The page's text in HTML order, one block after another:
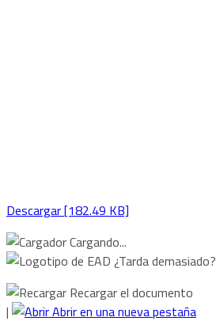
Descargar [182.49 KB]
Cargando...
¿Tarda demasiado?
Recargar el documento
|
Abrir en una nueva pestaña